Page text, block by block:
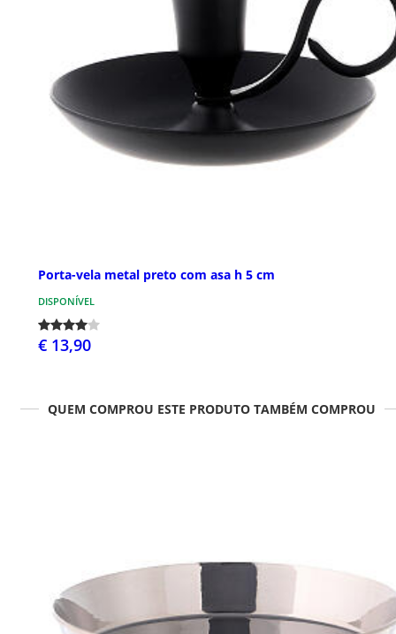
Porta-vela metal preto com asa h 5 cm
DISPONÍVEL
€ 13,90
QUEM COMPROU ESTE PRODUTO TAMBÉM COMPROU